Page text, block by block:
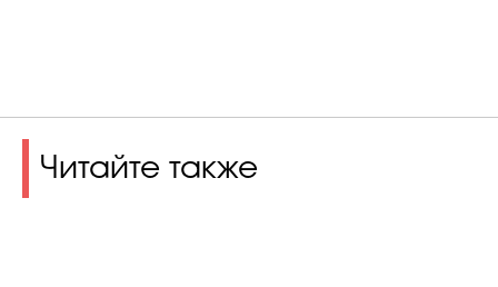
Читайте также